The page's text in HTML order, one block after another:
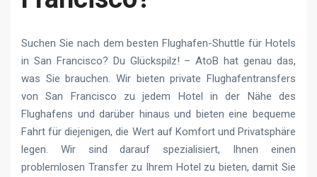
Suchen Sie nach dem besten Flughafen-Shuttle für Hotels
in San Francisco? Du Glückspilz! – AtoB hat genau das,
was Sie brauchen. Wir bieten private Flughafentransfers
von San Francisco zu jedem Hotel in der Nähe des
Flughafens und darüber hinaus und bieten eine bequeme
Fahrt für diejenigen, die Wert auf Komfort und Privatsphäre
legen. Wir sind darauf spezialisiert, Ihnen einen
problemlosen Transfer zu Ihrem Hotel zu bieten, damit Sie